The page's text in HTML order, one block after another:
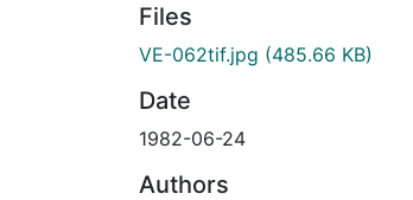
Files
VE-062tif.jpg (485.66 KB)
Date
1982-06-24
Authors